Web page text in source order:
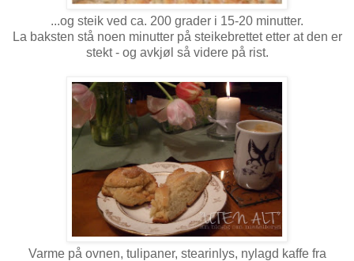
...og steik ved ca. 200 grader i 15-20 minutter.
La baksten stå noen minutter på steikebrettet etter at den er
stekt - og avkjøl så videre på rist.
Varme på ovnen, tulipaner, stearinlys, nylagd kaffe fra